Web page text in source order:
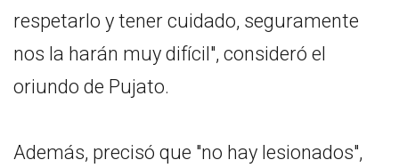
respetarlo y tener cuidado, seguramente
nos la harán muy difícil", consideró el
oriundo de Pujato.
Además, precisó que "no hay lesionados",